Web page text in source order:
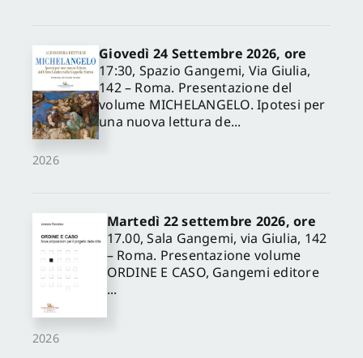
2026
Giovedì 24 Settembre 2026, ore
17:30, Spazio Gangemi, Via Giulia,
142 – Roma. Presentazione del
volume MICHELANGELO. Ipotesi per
una nuova lettura de...
2026
Martedì 22 settembre 2026, ore
17.00, Sala Gangemi, via Giulia, 142
– Roma. Presentazione volume
ORDINE E CASO, Gangemi editore
...